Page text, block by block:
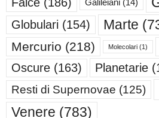
Galileiani (14)
Globulari (154) Marte
Mercurio (218) Molecolari (1)
Oscure (163) Planetarie
Resti di Supernovae (125)
Venere (783)